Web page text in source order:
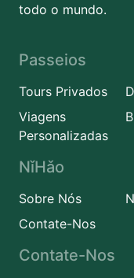
todo o mundo.
Passeios
Tours Privados
Viagens
Personalizadas
NǐHǎo
Sobre Nós
Contate-Nos
Contate-Nos